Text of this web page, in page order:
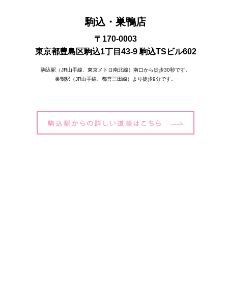
駒込・巣鴨店
〒170-0003
東京都豊島区駒込1丁目43-9 駒込TSビル602
駒込駅（JR山手線、東京メトロ南北線）南口から徒歩30秒です。
巣鴨駅（JR山手線、都営三田線）より徒歩9分です。